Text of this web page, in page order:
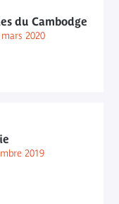
du Cambodge
2020
2019